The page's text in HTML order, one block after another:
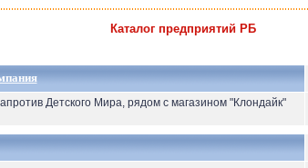
Каталог предприятий РБ
Детского Мира, рядом с магазином "Клондайк"